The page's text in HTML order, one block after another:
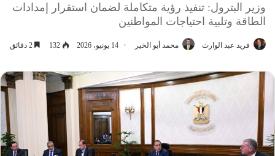
وزير البترول: تنفيذ رؤية متكاملة لضمان استقرار إمدادات
الطاقة وتلبية احتياجات المواطنين
فريد عبد الوارث محمد أبو الخير 14 يونيو، 2026 132